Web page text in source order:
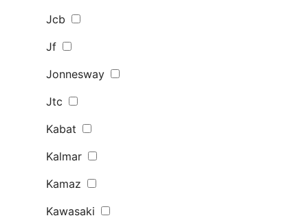
Jcb
Jf
Jonnesway
Jtc
Kabat
Kalmar
Kamaz
Kawasaki